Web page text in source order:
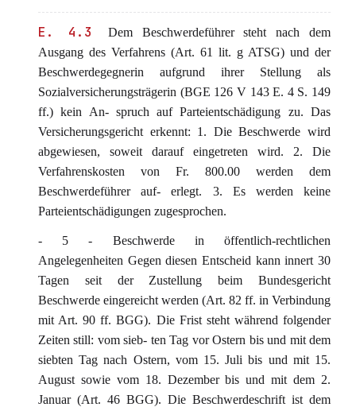
E. 4.3
Dem Beschwerdeführer steht nach dem
Ausgang des Verfahrens (Art. 61 lit. g ATSG) und der
Beschwerdegegnerin aufgrund ihrer Stellung als
Sozialversicherungsträgerin (BGE 126 V 143 E. 4 S. 149
ff.) kein An- spruch auf Parteientschädigung zu. Das
Versicherungsgericht erkennt: 1. Die Beschwerde wird
abgewiesen, soweit darauf eingetreten wird. 2. Die
Verfahrenskosten von Fr. 800.00 werden dem
Beschwerdeführer auf- erlegt. 3. Es werden keine
Parteientschädigungen zugesprochen.
- 5 - Beschwerde in öffentlich-rechtlichen
Angelegenheiten Gegen diesen Entscheid kann innert 30
Tagen seit der Zustellung beim Bundesgericht
Beschwerde eingereicht werden (Art. 82 ff. in Verbindung
mit Art. 90 ff. BGG). Die Frist steht während folgender
Zeiten still: vom sieb- ten Tag vor Ostern bis und mit dem
siebten Tag nach Ostern, vom 15. Juli bis und mit 15.
August sowie vom 18. Dezember bis und mit dem 2.
Januar (Art. 46 BGG). Die Beschwerdeschrift ist dem